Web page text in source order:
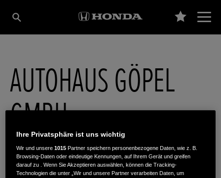
AUTOHAUS GÖPEL
GMBH
Halberstädt. Str.168-172,39112,Magdeburg
Ihre Privatsphäre ist uns wichtig
Wir und unsere1015 Partner speichern personenbezogene Daten, wie z. B.
Browsing-Daten oder eindeutige Kennungen, auf Ihrem Gerät und greifen
darauf zu . Wenn Sie Akzeptieren auswählen, können die Tracking-
Technologien die unter „Wir und unsere Partner verarbeiten Daten, um